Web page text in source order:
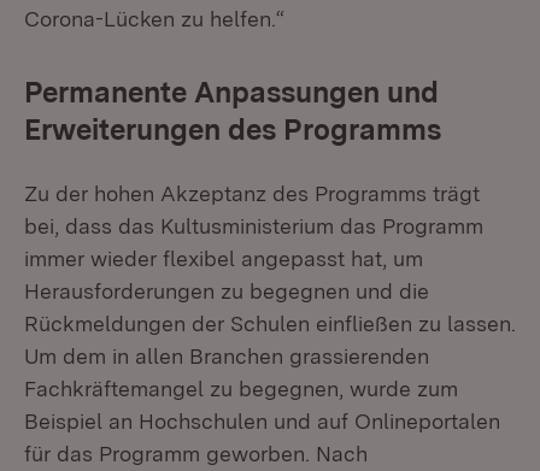
Corona-Lücken zu helfen.“
Permanente Anpassungen und
Erweiterungen des Programms
Zu der hohen Akzeptanz des Programms trägt
bei, dass das Kultusministerium das Programm
immer wieder flexibel angepasst hat, um
Herausforderungen zu begegnen und die
Rückmeldungen der Schulen einfließen zu lassen.
Um dem in allen Branchen grassierenden
Fachkräftemangel zu begegnen, wurde zum
Beispiel an Hochschulen und auf Onlineportalen
für das Programm geworben. Nach